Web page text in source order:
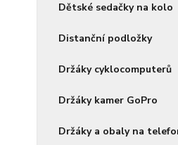
Dětské sedačky na kolo
Distanční podložky
Držáky cyklocomputerů
Držáky kamer GoPro
Držáky a obaly na